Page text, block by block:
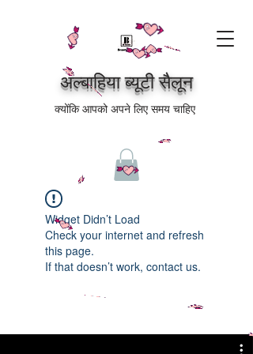
अल्बाहिया ब्यूटी सैलून
क्योंकि आपको अपने लिए समय चाहिए
Widget Didn’t Load
Check your internet and refresh
this page.
If that doesn’t work, contact us.